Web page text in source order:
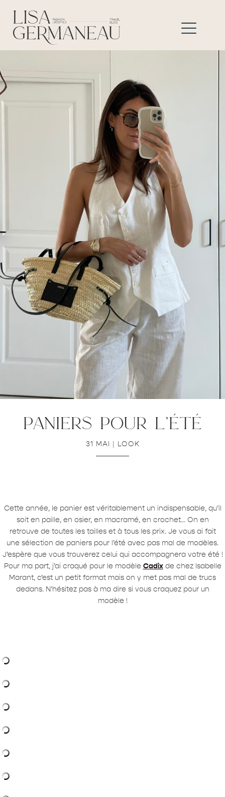
paniers pour l’été
31 MAI | LOOK
Cette année, le panier est véritablement un indispensable, qu’il
soit en paille, en osier, en macramé, en crochet… On en
retrouve de toutes les tailles et à tous les prix. Je vous ai fait
une sélection de paniers pour l’été avec pas mal de modèles.
J’espère que vous trouverez celui qui accompagnera votre été !
Pour ma part, j’ai craqué pour le modèle Cadixde chez Isabelle
Marant, c’est un petit format mais on y met pas mal de trucs
dedans. N’hésitez pas à ma dire si vous craquez pour un
modèle !